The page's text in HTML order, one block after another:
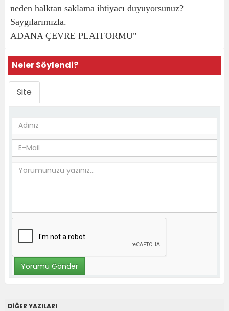
neden halktan saklama ihtiyacı duyuyorsunuz?
Saygılarımızla.
ADANA ÇEVRE PLATFORMU"
Neler Söylendi?
Site
DİĞER YAZILARI